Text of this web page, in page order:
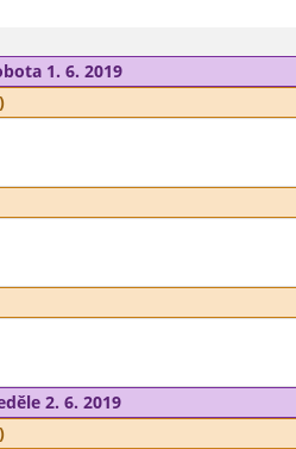
1. 6. 2019
2. 6. 2019